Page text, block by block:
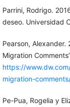
Parrini, Rodrigo.
deseo. Universidad
Pearson, Alexander.
Migration
https://
migration-
Pe-Pua, Rogelia y